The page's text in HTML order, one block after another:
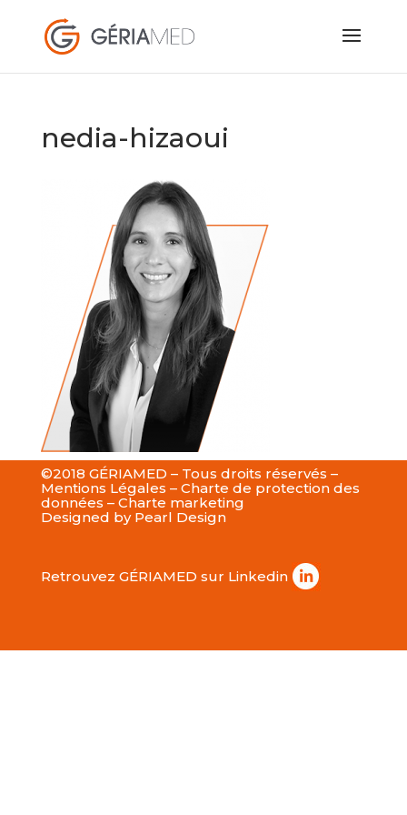
nedia-hizaoui
©2018 GÉRIAMED – Tous droits réservés –
Mentions Légales – Charte de protection des
données – Charte marketing
Designed by Pearl Design
Retrouvez GÉRIAMED sur Linkedin